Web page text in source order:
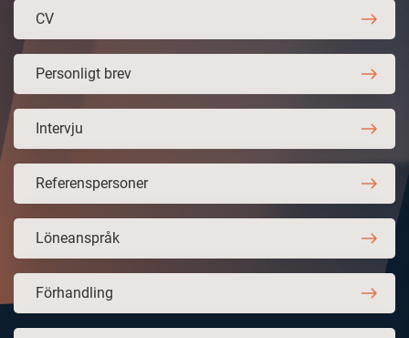
CV
Personligt brev
Intervju
Referenspersoner
Löneanspråk
Förhandling